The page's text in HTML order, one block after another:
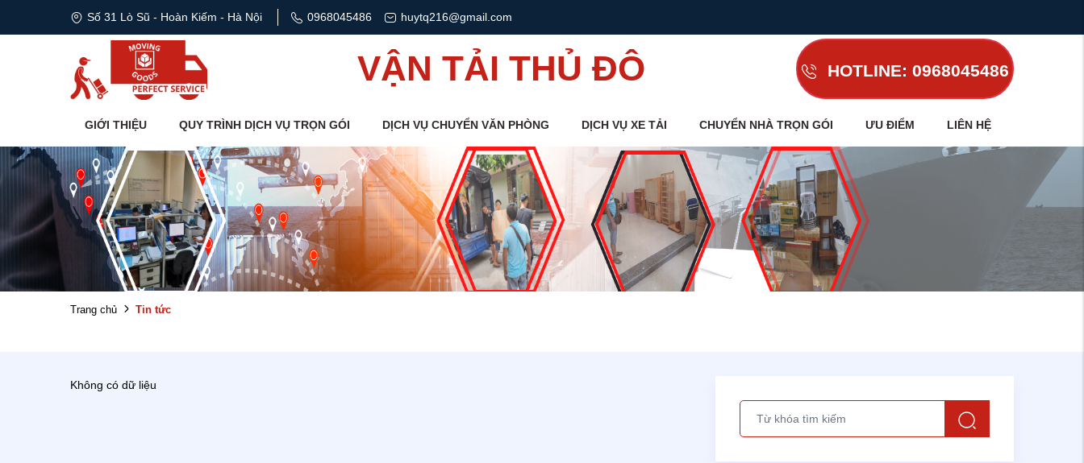
Số 31 Lò Sũ - Hoàn Kiếm - Hà Nội 0968045486 huytq216@gmail.com
VẬN TẢI THỦ ĐÔ HOTLINE: 0968045486
GIỚI THIỆU QUY TRÌNH DỊCH VỤ TRỌN GÓI DỊCH VỤ CHUYỂN VĂN PHÒNG DỊCH VỤ XE TẢI CHUYỂN NHÀ TRỌN GÓI ƯU ĐIỂM LIÊN HỆ
Trang chủ Tin tức
Không có dữ liệu